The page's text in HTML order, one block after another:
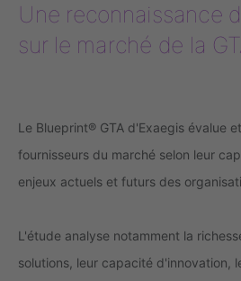
Une reconnaissance
sur le marché de la
Le Blueprint® GTA d'Exaegis évalue
fournisseurs du marché selon leur
enjeux actuels et futurs des
L'étude analyse notamment la
solutions, leur capacité d'innovation,